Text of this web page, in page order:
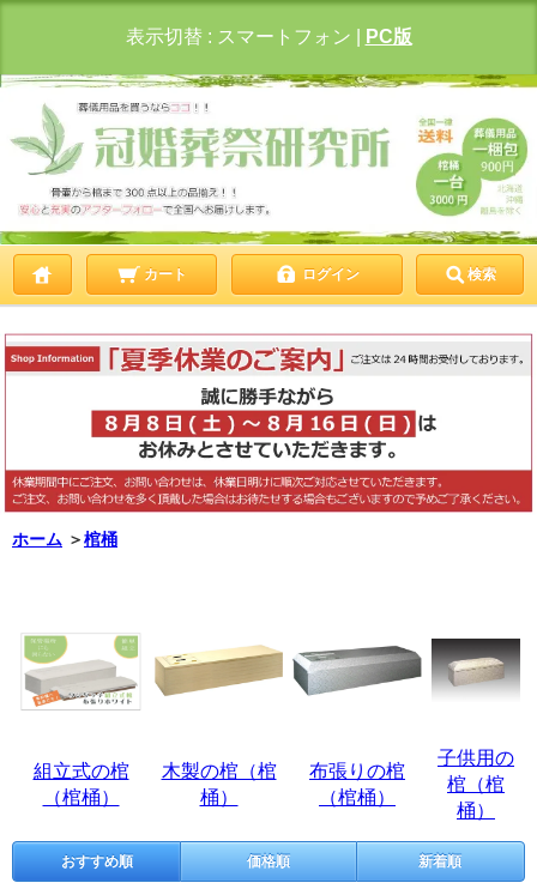
表示切替 : スマートフォン PC版
カート ログイン 検索
ホーム ＞棺桶
組立式の棺
（棺桶）
木製の棺（棺
桶）
布張りの棺
（棺桶）
子供用の
棺（棺
桶）
おすすめ順 価格順 新着順